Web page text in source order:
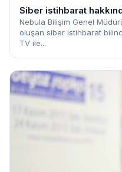
Siber istihbarat
Nebula Bilişim Genel
oluşan siber istihbarat
TV ile...